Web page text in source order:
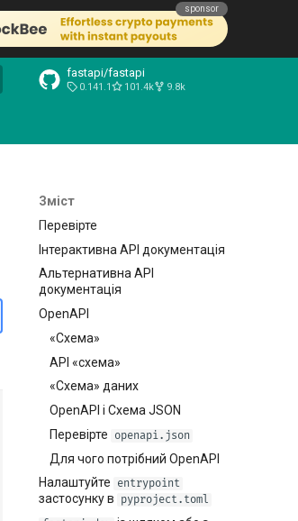
sponsor
fastapi/fastapi
0.141.1 101.4k 9.8k
Зміст
Перевірте
Інтерактивна API документація
Альтернативна API
документація
OpenAPI
«Схема»
API «схема»
«Схема» даних
OpenAPI і Схема JSON
Перевірте openapi.json
Для чого потрібний OpenAPI
Налаштуйте entrypoint
застосунку в pyproject.toml